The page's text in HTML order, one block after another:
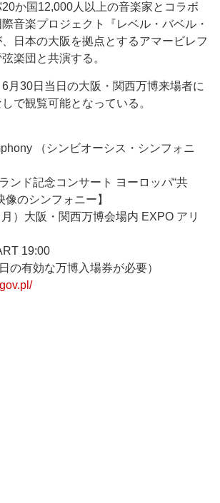
か国12,000人以上の音楽家とコラボ
音楽プロジェクト『レベル・バベル・
日本の大阪を拠点とするアマービレフ
楽団と共演する。
月30日当日の大阪・関西万博来場者に
で観覧可能となっている。
（シンビオーシス・シンフォニ
ンド記念コンサート ヨーロッパ“共
像のシンフォニー】
）大阪・関西万博会場内 EXPO アリ
19:00
の有効な万博入場券が必要）